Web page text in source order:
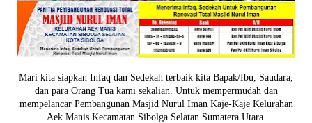
Mari kita siapkan Infaq dan Sedekah terbaik kita Bapak/Ibu, Saudara,
dan para Orang Tua kami sekalian. Untuk mempermudah dan
mempelancar Pembangunan Masjid Nurul Iman Kaje-Kaje Kelurahan
Aek Manis Kecamatan Sibolga Selatan Sumatera Utara.